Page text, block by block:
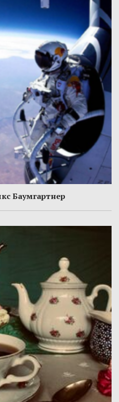
Баумгартнер